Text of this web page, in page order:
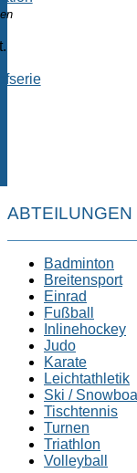
ABTEILUNGEN
Badminton
Breitensport
Einrad
Fußball
Inlinehockey
Judo
Karate
Leichtathletik
Ski /
Tischtennis
Turnen
Triathlon
Volleyball